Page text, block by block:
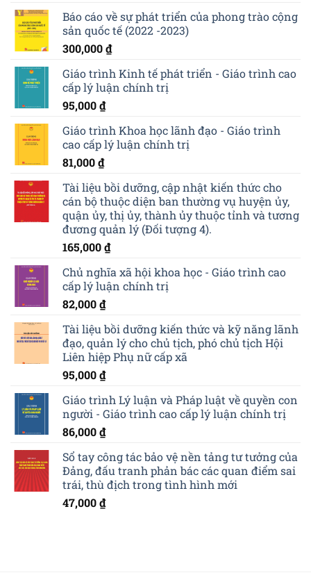
Báo cáo về sự phát triển của phong trào cộng
sản quốc tế (2022 -2023)
300,000₫
Giáo trình Kinh tế phát triển - Giáo trình cao
cấp lý luận chính trị
95,000₫
Giáo trình Khoa học lãnh đạo - Giáo trình
cao cấp lý luận chính trị
81,000₫
Tài liệu bồi dưỡng, cập nhật kiến thức cho
cán bộ thuộc diện ban thường vụ huyện ủy,
quận ủy, thị ủy, thành ủy thuộc tỉnh và tương
đương quản lý (Đối tượng 4).
165,000₫
Chủ nghĩa xã hội khoa học - Giáo trình cao
cấp lý luận chính trị
82,000₫
Tài liệu bồi dưỡng kiến thức và kỹ năng lãnh
đạo, quản lý cho chủ tịch, phó chủ tịch Hội
Liên hiệp Phụ nữ cấp xã
95,000₫
Giáo trình Lý luận và Pháp luật về quyền con
người - Giáo trình cao cấp lý luận chính trị
86,000₫
Sổ tay công tác bảo vệ nền tảng tư tưởng của
Đảng, đấu tranh phản bác các quan điểm sai
trái, thù địch trong tình hình mới
47,000₫